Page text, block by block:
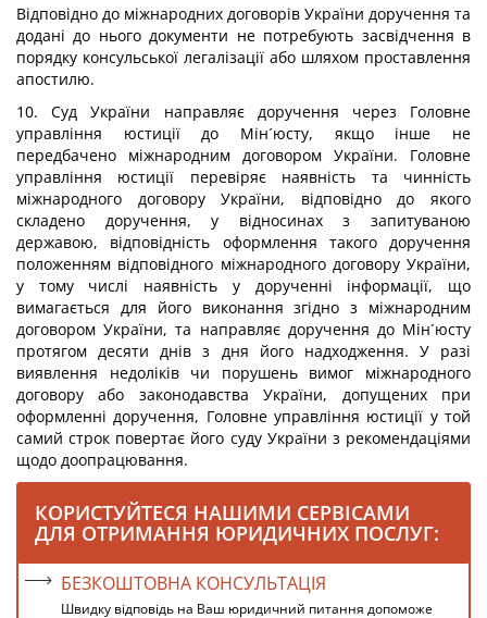
Відповідно до міжнародних договорів України доручення та
додані до нього документи не потребують засвідчення в
порядку консульської легалізації або шляхом проставлення
апостилю.
10. Суд України направляє доручення через Головне
управління юстиції до Мін´юсту, якщо інше не
передбачено міжнародним договором України. Головне
управління юстиції перевіряє наявність та чинність
міжнародного договору України, відповідно до якого
складено доручення, у відносинах з запитуваною
державою, відповідність оформлення такого доручення
положенням відповідного міжнародного договору України,
у тому числі наявність у дорученні інформації, що
вимагається для його виконання згідно з міжнародним
договором України, та направляє доручення до Мін´юсту
протягом десяти днів з дня його надходження. У разі
виявлення недоліків чи порушень вимог міжнародного
договору або законодавства України, допущених при
оформленні доручення, Головне управління юстиції у той
самий строк повертає його суду України з рекомендаціями
щодо доопрацювання.
КОРИСТУЙТЕСЯ НАШИМИ СЕРВІСАМИ
ДЛЯ ОТРИМАННЯ ЮРИДИЧНИХ ПОСЛУГ:
БЕЗКОШТОВНА КОНСУЛЬТАЦІЯ
Швидку відповідь на Ваш юридичний питання допоможе